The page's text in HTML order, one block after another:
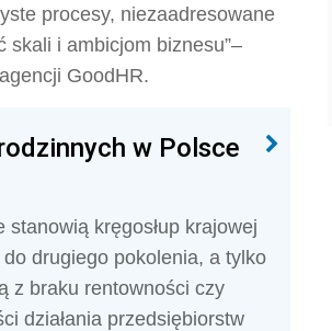
procesy, niezaadresowane
skali i ambicjom biznesu”–
GoodHR.
w Polsce
kręgosłup krajowej
drugiego pokolenia, a tylko
z braku rentowności czy
działania przedsiębiorstw